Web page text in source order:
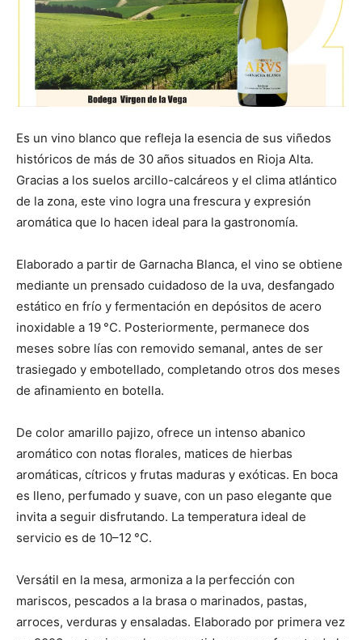
Es un vino blanco que refleja la esencia de sus viñedos
históricos de más de 30 años situados en Rioja Alta.
Gracias a los suelos arcillo-calcáreos y el clima atlántico
de la zona, este vino logra una frescura y expresión
aromática que lo hacen ideal para la gastronomía.
Elaborado a partir de Garnacha Blanca, el vino se obtiene
mediante un prensado cuidadoso de la uva, desfangado
estático en frío y fermentación en depósitos de acero
inoxidable a 19 °C. Posteriormente, permanece dos
meses sobre lías con removido semanal, antes de ser
trasiegado y embotellado, completando otros dos meses
de afinamiento en botella.
De color amarillo pajizo, ofrece un intenso abanico
aromático con notas florales, matices de hierbas
aromáticas, cítricos y frutas maduras y exóticas. En boca
es lleno, perfumado y suave, con un paso elegante que
invita a seguir disfrutando. La temperatura ideal de
servicio es de 10–12 °C.
Versátil en la mesa, armoniza a la perfección con
mariscos, pescados a la brasa o marinados, pastas,
arroces, verduras y ensaladas. Elaborado por primera vez